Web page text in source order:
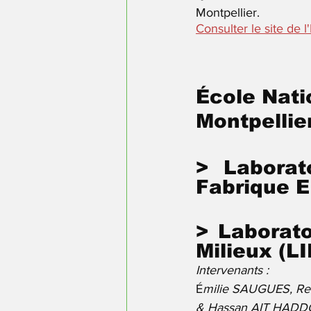
Consulter le site de
École
>
Fabrique
>
Milieux
Intervenants :
Émilie SAUGUES,
& Hassan AIT